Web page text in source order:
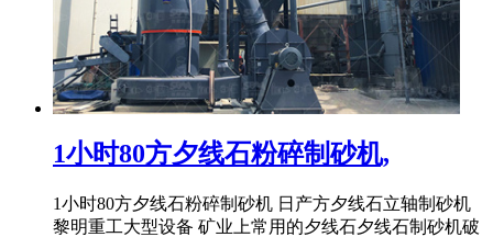
1小时80方夕线石粉碎制砂机,
1小时80方夕线石粉碎制砂机 日产方夕线石立轴制砂机
黎明重工大型设备 矿业上常用的夕线石夕线石制砂机破